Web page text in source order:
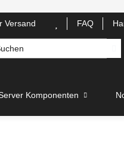
FAQ
Versand
Komponenten